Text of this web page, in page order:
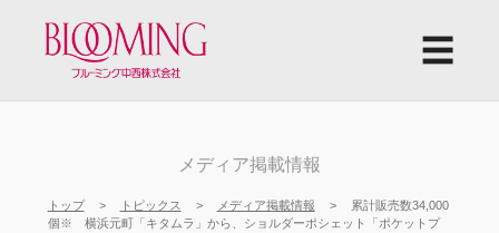
☰
メディア掲載情報
トップ トピックス メディア掲載情報
累計販売数34,000
個※ 横浜元町「キタムラ」から、ショルダーポシェット「ポケットプ